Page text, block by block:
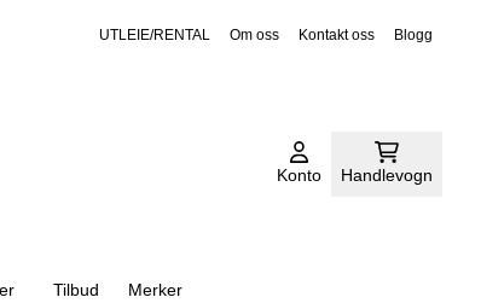
UTLEIE/RENTAL Om oss Kontakt oss Blogg
Konto Handlevogn
Tilbud Merker